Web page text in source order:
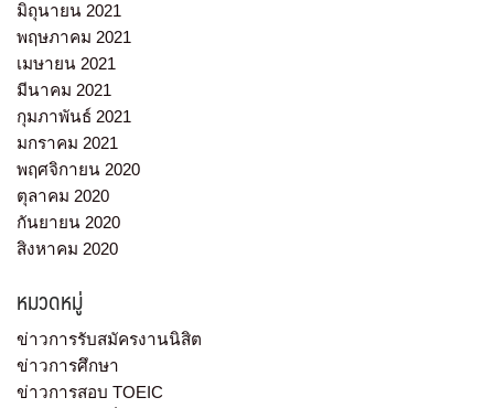
มิถุนายน 2021
พฤษภาคม 2021
เมษายน 2021
มีนาคม 2021
กุมภาพันธ์ 2021
มกราคม 2021
พฤศจิกายน 2020
ตุลาคม 2020
กันยายน 2020
สิงหาคม 2020
หมวดหมู่
ข่าวการรับสมัครงานนิสิต
ข่าวการศึกษา
ข่าวการสอบ TOEIC